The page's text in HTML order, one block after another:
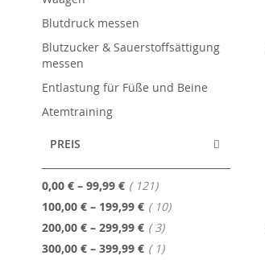
Blutdruck messen
Blutzucker & Sauerstoffsättigung
messen
Entlastung für Füße und Beine
Atemtraining
PREIS
0,00 € – 99,99 € 121Artikel
100,00 € – 199,99 € 10Artikel
200,00 € – 299,99 € 3Artikel
300,00 € – 399,99 € 1Artikel